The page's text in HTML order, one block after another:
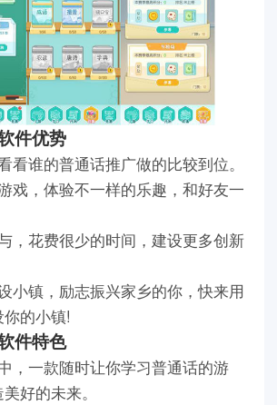
件优势
看谁的普通话推广做的比较到位。
戏，体验不一样的乐趣，和好友一
，花费很少的时间，建设更多创新
小镇，励志振兴家乡的你，快来用
的小镇!
件特色
，一款随时让你学习普通话的游
好的未来。